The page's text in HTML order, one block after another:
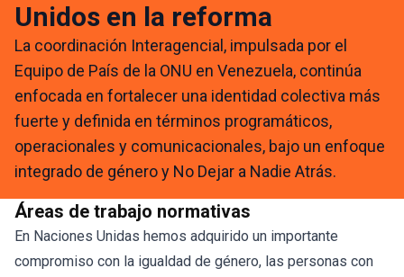
Unidos en la reforma
La coordinación Interagencial, impulsada por el
Equipo de País de la ONU en Venezuela, continúa
enfocada en fortalecer una identidad colectiva más
fuerte y definida en términos programáticos,
operacionales y comunicacionales, bajo un enfoque
integrado de género y No Dejar a Nadie Atrás.
Áreas de trabajo normativas
En Naciones Unidas hemos adquirido un importante
compromiso con la igualdad de género, las personas con